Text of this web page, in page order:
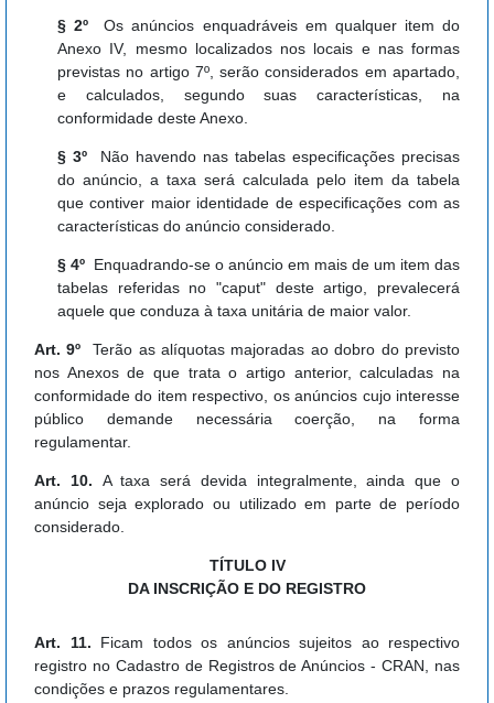
§ 2º Os anúncios enquadráveis em qualquer item do
Anexo IV, mesmo localizados nos locais e nas formas
previstas no artigo 7º, serão considerados em apartado,
e calculados, segundo suas características, na
conformidade deste Anexo.
§ 3º Não havendo nas tabelas especificações precisas
do anúncio, a taxa será calculada pelo item da tabela
que contiver maior identidade de especificações com as
características do anúncio considerado.
§ 4º Enquadrando-se o anúncio em mais de um item das
tabelas referidas no "caput" deste artigo, prevalecerá
aquele que conduza à taxa unitária de maior valor.
Art. 9ºTerão as alíquotas majoradas ao dobro do previsto
nos Anexos de que trata o artigo anterior, calculadas na
conformidade do item respectivo, os anúncios cujo interesse
público demande necessária coerção, na forma
regulamentar.
Art. 10. A taxa será devida integralmente, ainda que o
anúncio seja explorado ou utilizado em parte de período
considerado.
TÍTULO IV
DA INSCRIÇÃO E DO REGISTRO
Art. 11. Ficam todos os anúncios sujeitos ao respectivo
registro no Cadastro de Registros de Anúncios - CRAN, nas
condições e prazos regulamentares.